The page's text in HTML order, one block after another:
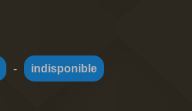
- indisponible